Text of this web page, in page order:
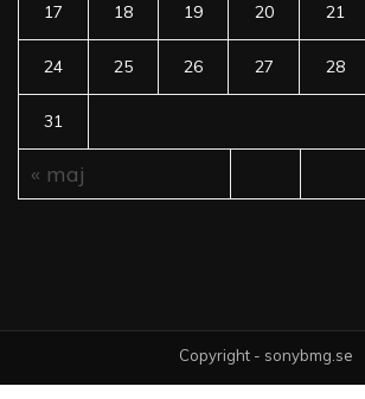
17 18 19 20 21
24 25 26 27 28
31
« maj